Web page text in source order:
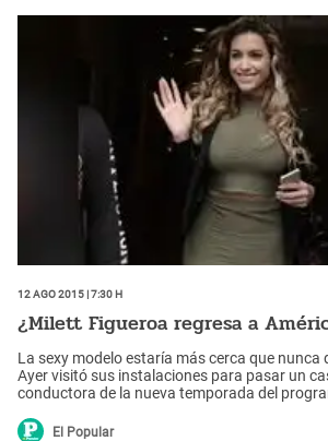
12 Ago 2015 | 7:30 h
¿Milett Figueroa regresa a
La sexy modelo estaría más cerca que nunca
Ayer visitó sus instalaciones para pasar un
conductora de la nueva temporada del
El Popular